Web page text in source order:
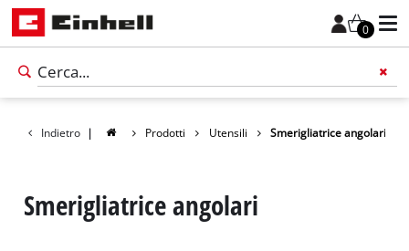
0
Indietro | Prodotti Utensili Smerigliatrice angolari
Smerigliatrice angolari